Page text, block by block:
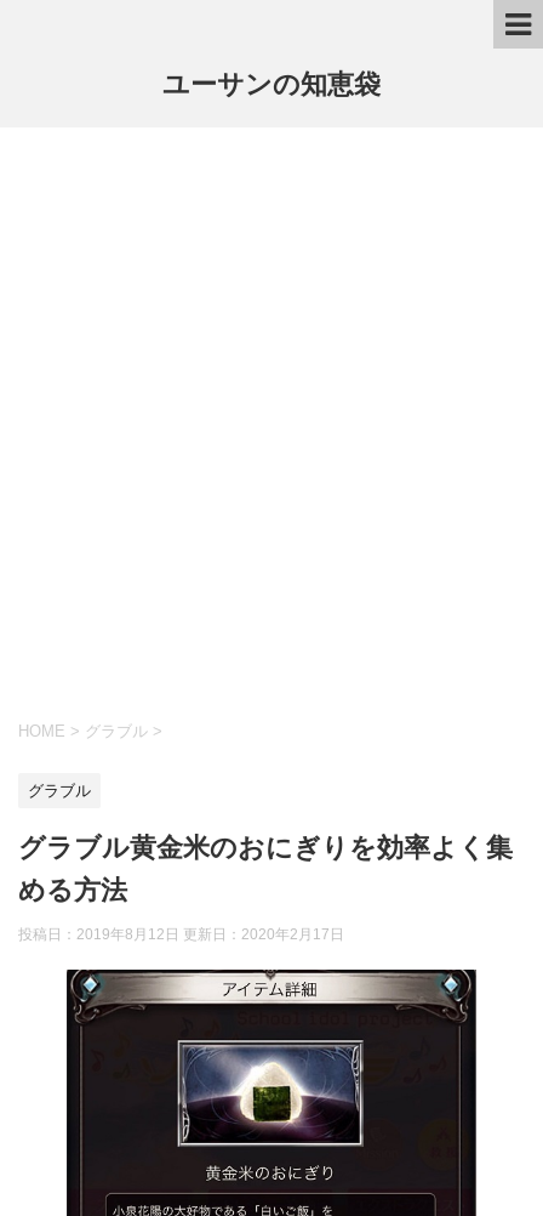
ユーサンの知恵袋
HOME > グラブル >
グラブル
グラブル黄金米のおにぎりを効率よく集
める方法
投稿日：2019年8月12日 更新日： 2020年2月17日